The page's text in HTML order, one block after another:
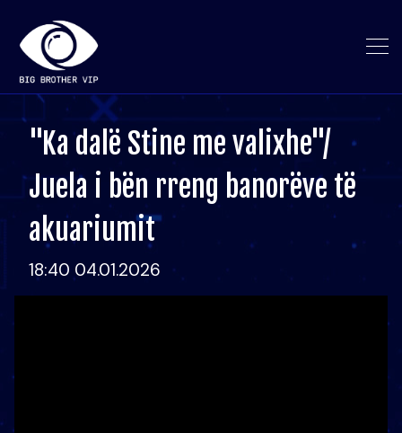
"Ka dalë Stine me valixhe"/
Juela i bën rreng banorëve të
akuariumit
18:40 04.01.2026